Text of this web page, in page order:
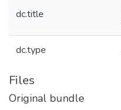
dc.title
dc.type
Files
Original bundle